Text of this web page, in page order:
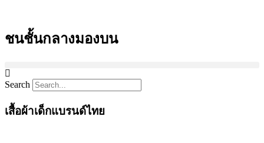
content
ชนชั้นกลางมองบน
Search
เสื้อผ้าเด็กแบรนด์ไทย